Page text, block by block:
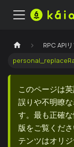
RPC API
このページは
誤りや不明瞭
す。最も正確
版をご覧くだ
テンツはオリ